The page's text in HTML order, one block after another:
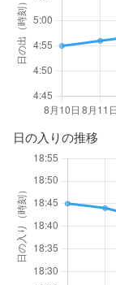
日の入りの推移